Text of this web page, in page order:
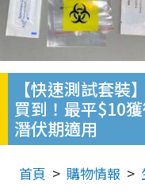
【快速測試套裝
買到！最平$10
潛伏期適用
首頁 購物情報